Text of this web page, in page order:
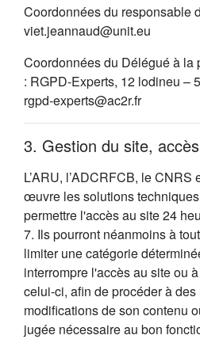
Coordonnées du responsable
viet.jeannaud@unit.eu
Coordonnées du Délégué à la
: RGPD-Experts, 12 lodineu –
rgpd-experts@ac2r.fr
3. Gestion du site,
L’ARU, l’ADCRFCB, le CNRS
œuvre les solutions
permettre l'accès au site 24
7. Ils pourront néanmoins à
limiter une catégorie
interrompre l'accès au site ou
celui-ci, afin de procéder à
modifications de son contenu
jugée nécessaire au bon